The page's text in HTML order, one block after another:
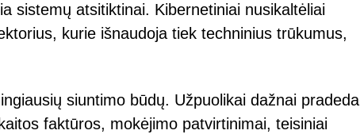
sistemų atsitiktinai. Kibernetiniai nusikaltėliai
kurie išnaudoja tiek techninius trūkumus,
siuntimo būdų. Užpuolikai dažnai pradeda
faktūros, mokėjimo patvirtinimai, teisiniai